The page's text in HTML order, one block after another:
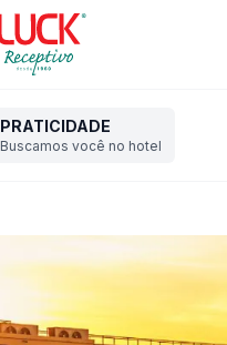
PRATICIDADE
Buscamos você no hotel